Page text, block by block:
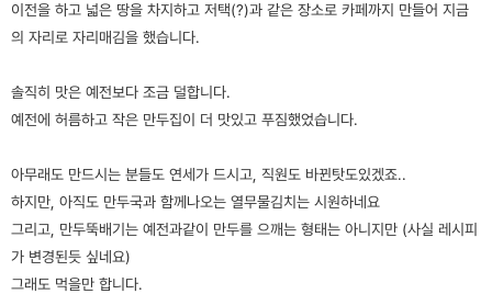
이전을 하고 넓은 땅을 차지하고 저택(?)과 같은 장소로 카페까지 만들어 지금
의 자리로 자리매김을 했습니다.
솔직히 맛은 예전보다 조금 덜합니다.
예전에 허름하고 작은 만두집이 더 맛있고 푸짐했었습니다.
아무래도 만드시는 분들도 연세가 드시고, 직원도 바뀐탓도있겠죠..
하지만, 아직도 만두국과 함께나오는 열무물김치는 시원하네요
그리고, 만두뚝배기는 예전과같이 만두를 으깨는 형태는 아니지만 (사실 레시피
가 변경된듯 싶네요)
그래도 먹을만 합니다.